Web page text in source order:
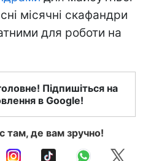
місячні скафандри
для роботи на
Підпишіться на
в Google!
там, де вам зручно!